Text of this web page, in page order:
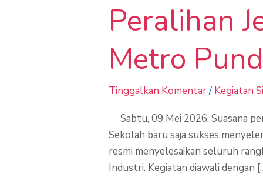
Peralihan
Metro
Tinggalkan Komentar/ Kegiatan
Sabtu, 09 Mei 2026, Suasana
Sekolah baru saja sukses
resmi menyelesaikan seluruh
Industri. Kegiatan diawali dengan
Studi
SMKS
Metro